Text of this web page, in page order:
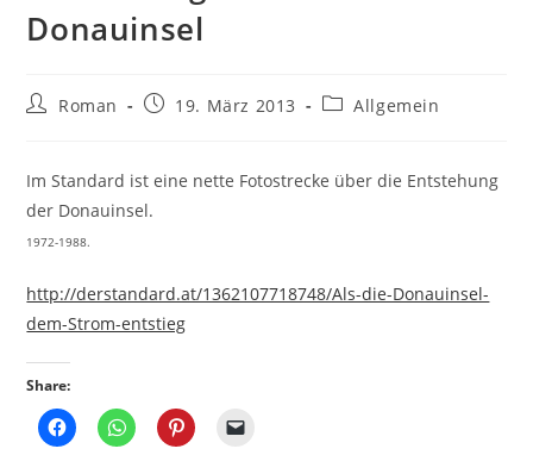
Donauinsel
Beitrags-
Roman
Beitrag19. März 2013
Beitrags-
Allgemein
Im Standard ist eine nette Fotostrecke über die Entstehung
der Donauinsel.
1972-1988.
http://derstandard.at/1362107718748/Als-die-Donauinsel-
dem-Strom-entstieg
Share: